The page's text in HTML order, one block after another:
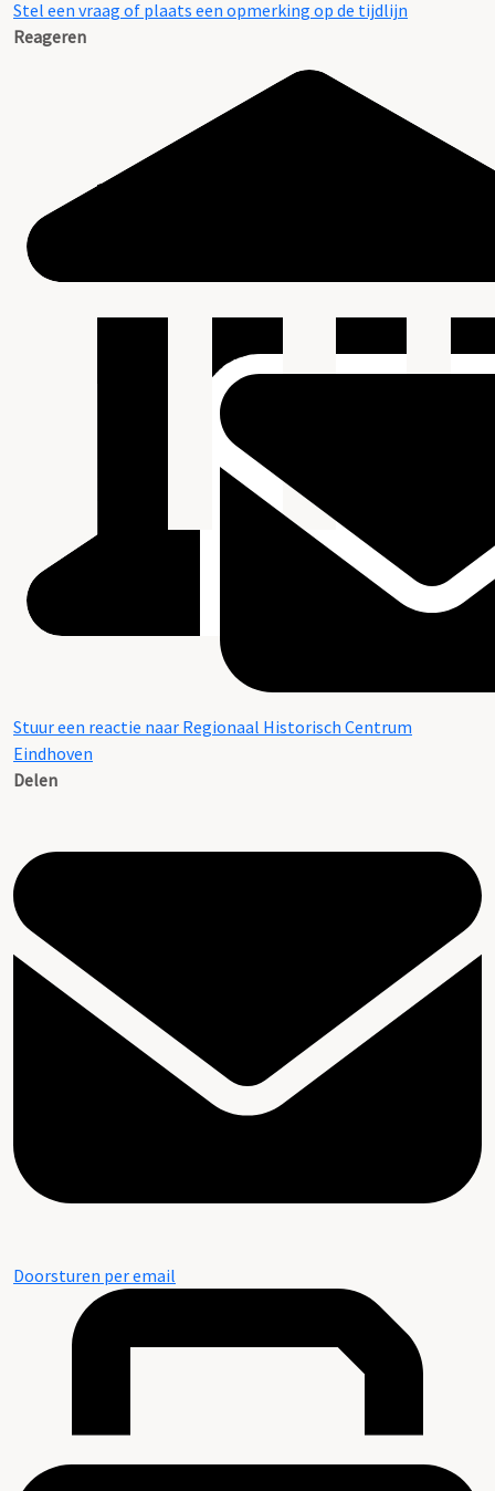
Stel een vraag of plaats een opmerking op de tijdlijn
Reageren
Stuur een reactie naar Regionaal Historisch Centrum
Eindhoven
Delen
Doorsturen per email